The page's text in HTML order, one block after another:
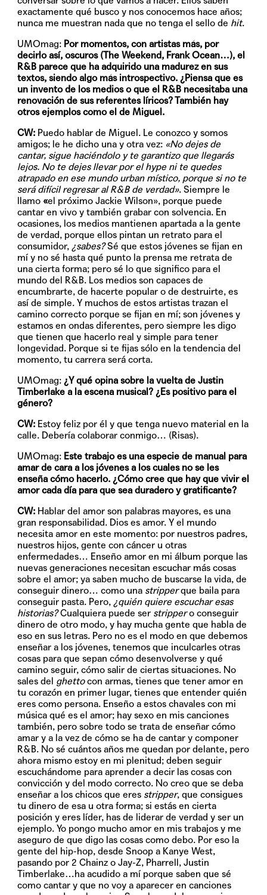
exactamente qué busco y nos conocemos hace años;
nunca me muestran nada que no tenga el sello de hit.
UMOmag: Por momentos, con artistas más, por
decirlo así, oscuros (The Weekend, Frank Ocean…), el
R&B parece que ha adquirido una madurez en sus
textos, siendo algo más introspectivo. ¿Piensa que es
un invento de los medios o que el R&B necesitaba una
renovación de sus referentes líricos? También hay
otros ejemplos como el de Miguel.
CW: Puedo hablar de Miguel. Le conozco y somos
amigos; le he dicho una y otra vez: «No dejes de
cantar, sigue haciéndolo y te garantizo que llegarás
lejos. No te dejes llevar por el hype ni te quedes
atrapado en ese mundo urban místico, porque si no te
será difícil regresar al R&B de verdad». Siempre le
llamo «el próximo Jackie Wilson», porque puede
cantar en vivo y también grabar con solvencia. En
ocasiones, los medios mantienen apartada a la gente
de verdad, porque ellos pintan un retrato para el
consumidor, ¿sabes?Sé que estos jóvenes se fijan en
mí y no sé hasta qué punto la prensa me retrata de
una cierta forma; pero sé lo que significo para el
mundo del R&B. Los medios son capaces de
encumbrarte, de hacerte popular o de destruirte, es
así de simple. Y muchos de estos artistas trazan el
camino correcto porque se fijan en mí; son jóvenes y
estamos en ondas diferentes, pero siempre les digo
que tienen que hacerlo real y simple para tener
longevidad. Porque si te fijas sólo en la tendencia del
momento, tu carrera será corta.
UMOmag: ¿Y qué opina sobre la vuelta de Justin
Timberlake a la escena musical? ¿Es positivo para el
género?
CW: Estoy feliz por él y que tenga nuevo material en la
calle. Debería colaborar conmigo… (Risas).
UMOmag: Este trabajo es una especie de manual para
amar de cara a los jóvenes a los cuales no se les
enseña cómo hacerlo. ¿Cómo cree que hay que vivir el
amor cada día para que sea duradero y gratificante?
CW: Hablar del amor son palabras mayores, es una
gran responsabilidad. Dios es amor. Y el mundo
necesita amor en este momento: por nuestros padres,
nuestros hijos, gente con cáncer u otras
enfermedades… Enseño amor en mi álbum porque las
nuevas generaciones necesitan escuchar más cosas
sobre el amor; ya saben mucho de buscarse la vida, de
conseguir dinero… como una stripperque baila para
conseguir pasta. Pero, ¿quién quiere escuchar esas
historias?Cualquiera puede ser strippero conseguir
dinero de otro modo, y hay mucha gente que habla de
eso en sus letras. Pero no es el modo en que debemos
enseñar a los jóvenes, tenemos que inculcarles otras
cosas para que sepan cómo desenvolverse y qué
camino seguir, cómo salir de ciertas situaciones. No
sales del ghettocon armas, tienes que tener amor en
tu corazón en primer lugar, tienes que entender quién
eres como persona. Enseño a estos chavales con mi
música qué es el amor; hay sexo en mis canciones
también, pero sobre todo se trata de enseñar cómo
amar y a la vez de cómo se ha de cantar y componer
R&B. No sé cuántos años me quedan por delante, pero
ahora mismo estoy en mi plenitud; deben seguir
escuchándome para aprender a decir las cosas con
convicción y del modo correcto. No creo que se deba
enseñar a los chicos que eres stripper, que consigues
tu dinero de esa u otra forma; si estás en cierta
posición y eres líder, has de liderar de verdad y ser un
ejemplo. Yo pongo mucho amor en mis trabajos y me
aseguro de que digo las cosas como debo. Por eso la
gente del hip-hop, desde Snoop a Kanye West,
pasando por 2 Chainz o Jay-Z, Pharrell, Justin
Timberlake…ha acudido a mí porque saben que sé
como cantar y que no voy a aparecer en canciones